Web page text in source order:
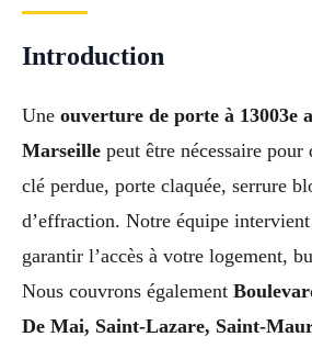
Introduction
Une ouverture de porte à 13003e
Marseille peut être nécessaire pour
clé perdue, porte claquée, serrure
d’effraction. Notre équipe
garantir l’accès à votre logement,
Nous couvrons également
De Mai, Saint-Lazare, Saint-